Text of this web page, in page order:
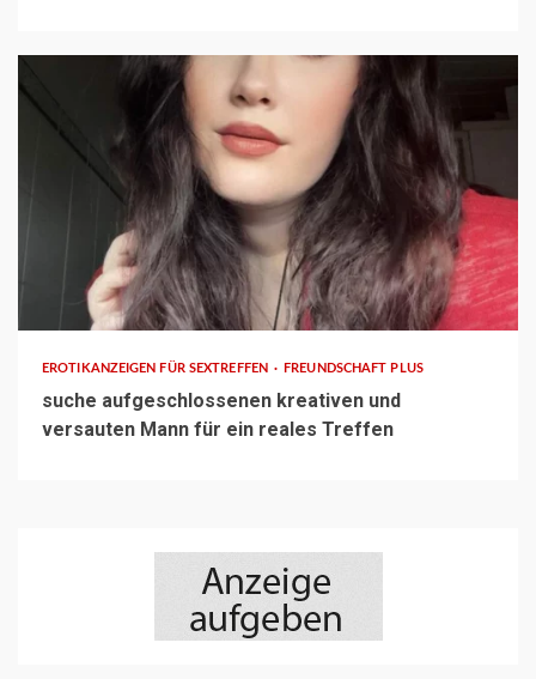
2 min read
EROTIKANZEIGEN FÜR SEXTREFFEN FREUNDSCHAFT PLUS
suche aufgeschlossenen kreativen und
versauten Mann für ein reales Treffen